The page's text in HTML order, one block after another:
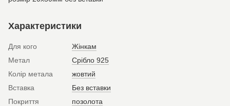
Характеристики
Для кого
Жінкам
Метал
Срібло 925
Колір метала
жовтий
Вставка
Без вставки
Покриття
позолота